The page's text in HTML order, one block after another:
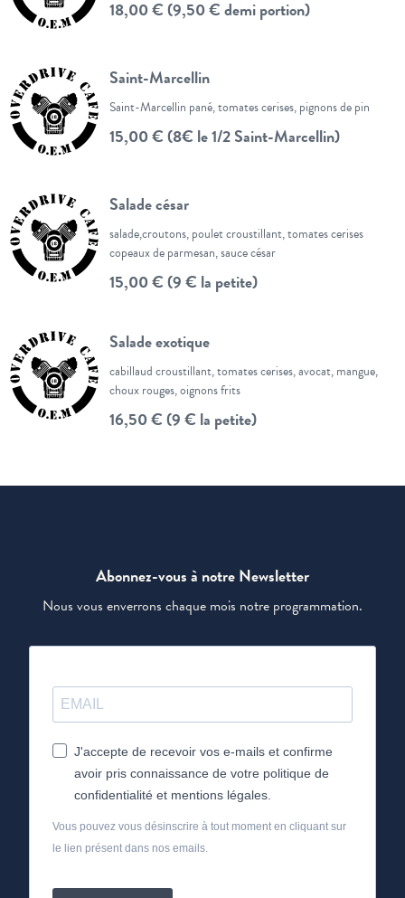
18,00 € (9,50 € demi portion)
Saint-Marcellin
Saint-Marcellin pané, tomates cerises, pignons de pin
15,00 € (8€ le 1/2 Saint-Marcellin)
Salade césar
salade,croutons, poulet croustillant, tomates cerises
copeaux de parmesan, sauce césar
15,00 € (9 € la petite)
Salade exotique
cabillaud croustillant, tomates cerises, avocat, mangue,
choux rouges, oignons frits
16,50 € (9 € la petite)
Abonnez-vous à notre Newsletter
Nous vous enverrons chaque mois notre programmation.
J'accepte de recevoir vos e-mails et confirme
avoir pris connaissance de votre politique de
confidentialité et mentions légales.
Vous pouvez vous désinscrire à tout moment en cliquant sur
le lien présent dans nos emails.